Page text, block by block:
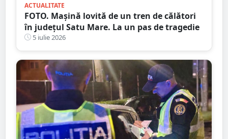
ACTUALITATE
FOTO. Mașină lovită de un tren de călători
în județul Satu Mare. La un pas de tragedie
5 iulie 2026